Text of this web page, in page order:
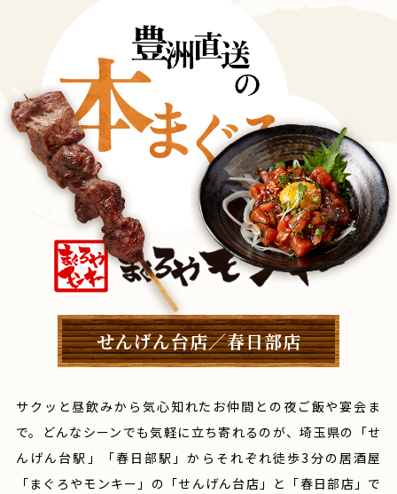
せんげん台店／春日部店
サクッと昼飲みから気心知れたお仲間との夜ご飯や宴会ま
で。
どんなシーンでも気軽に立ち寄れるのが、埼玉県の「せ
んげん台駅」「春日部駅」から それぞれ徒歩3分の居酒屋
「まぐろやモンキー」の「せんげん台店」と「春日部店」で